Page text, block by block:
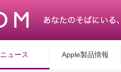
ニュース Apple製品情報